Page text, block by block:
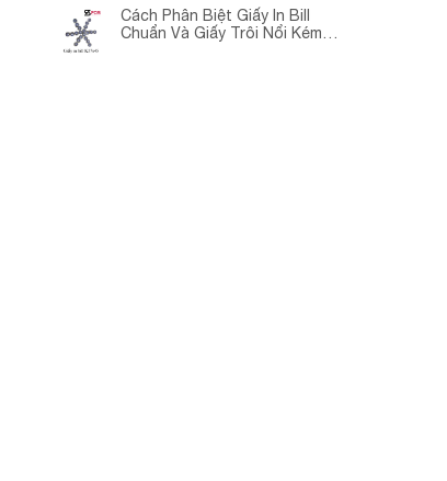
Cách Phân Biệt Giấy In Bill
Chuẩn Và Giấy Trôi Nổi Kém